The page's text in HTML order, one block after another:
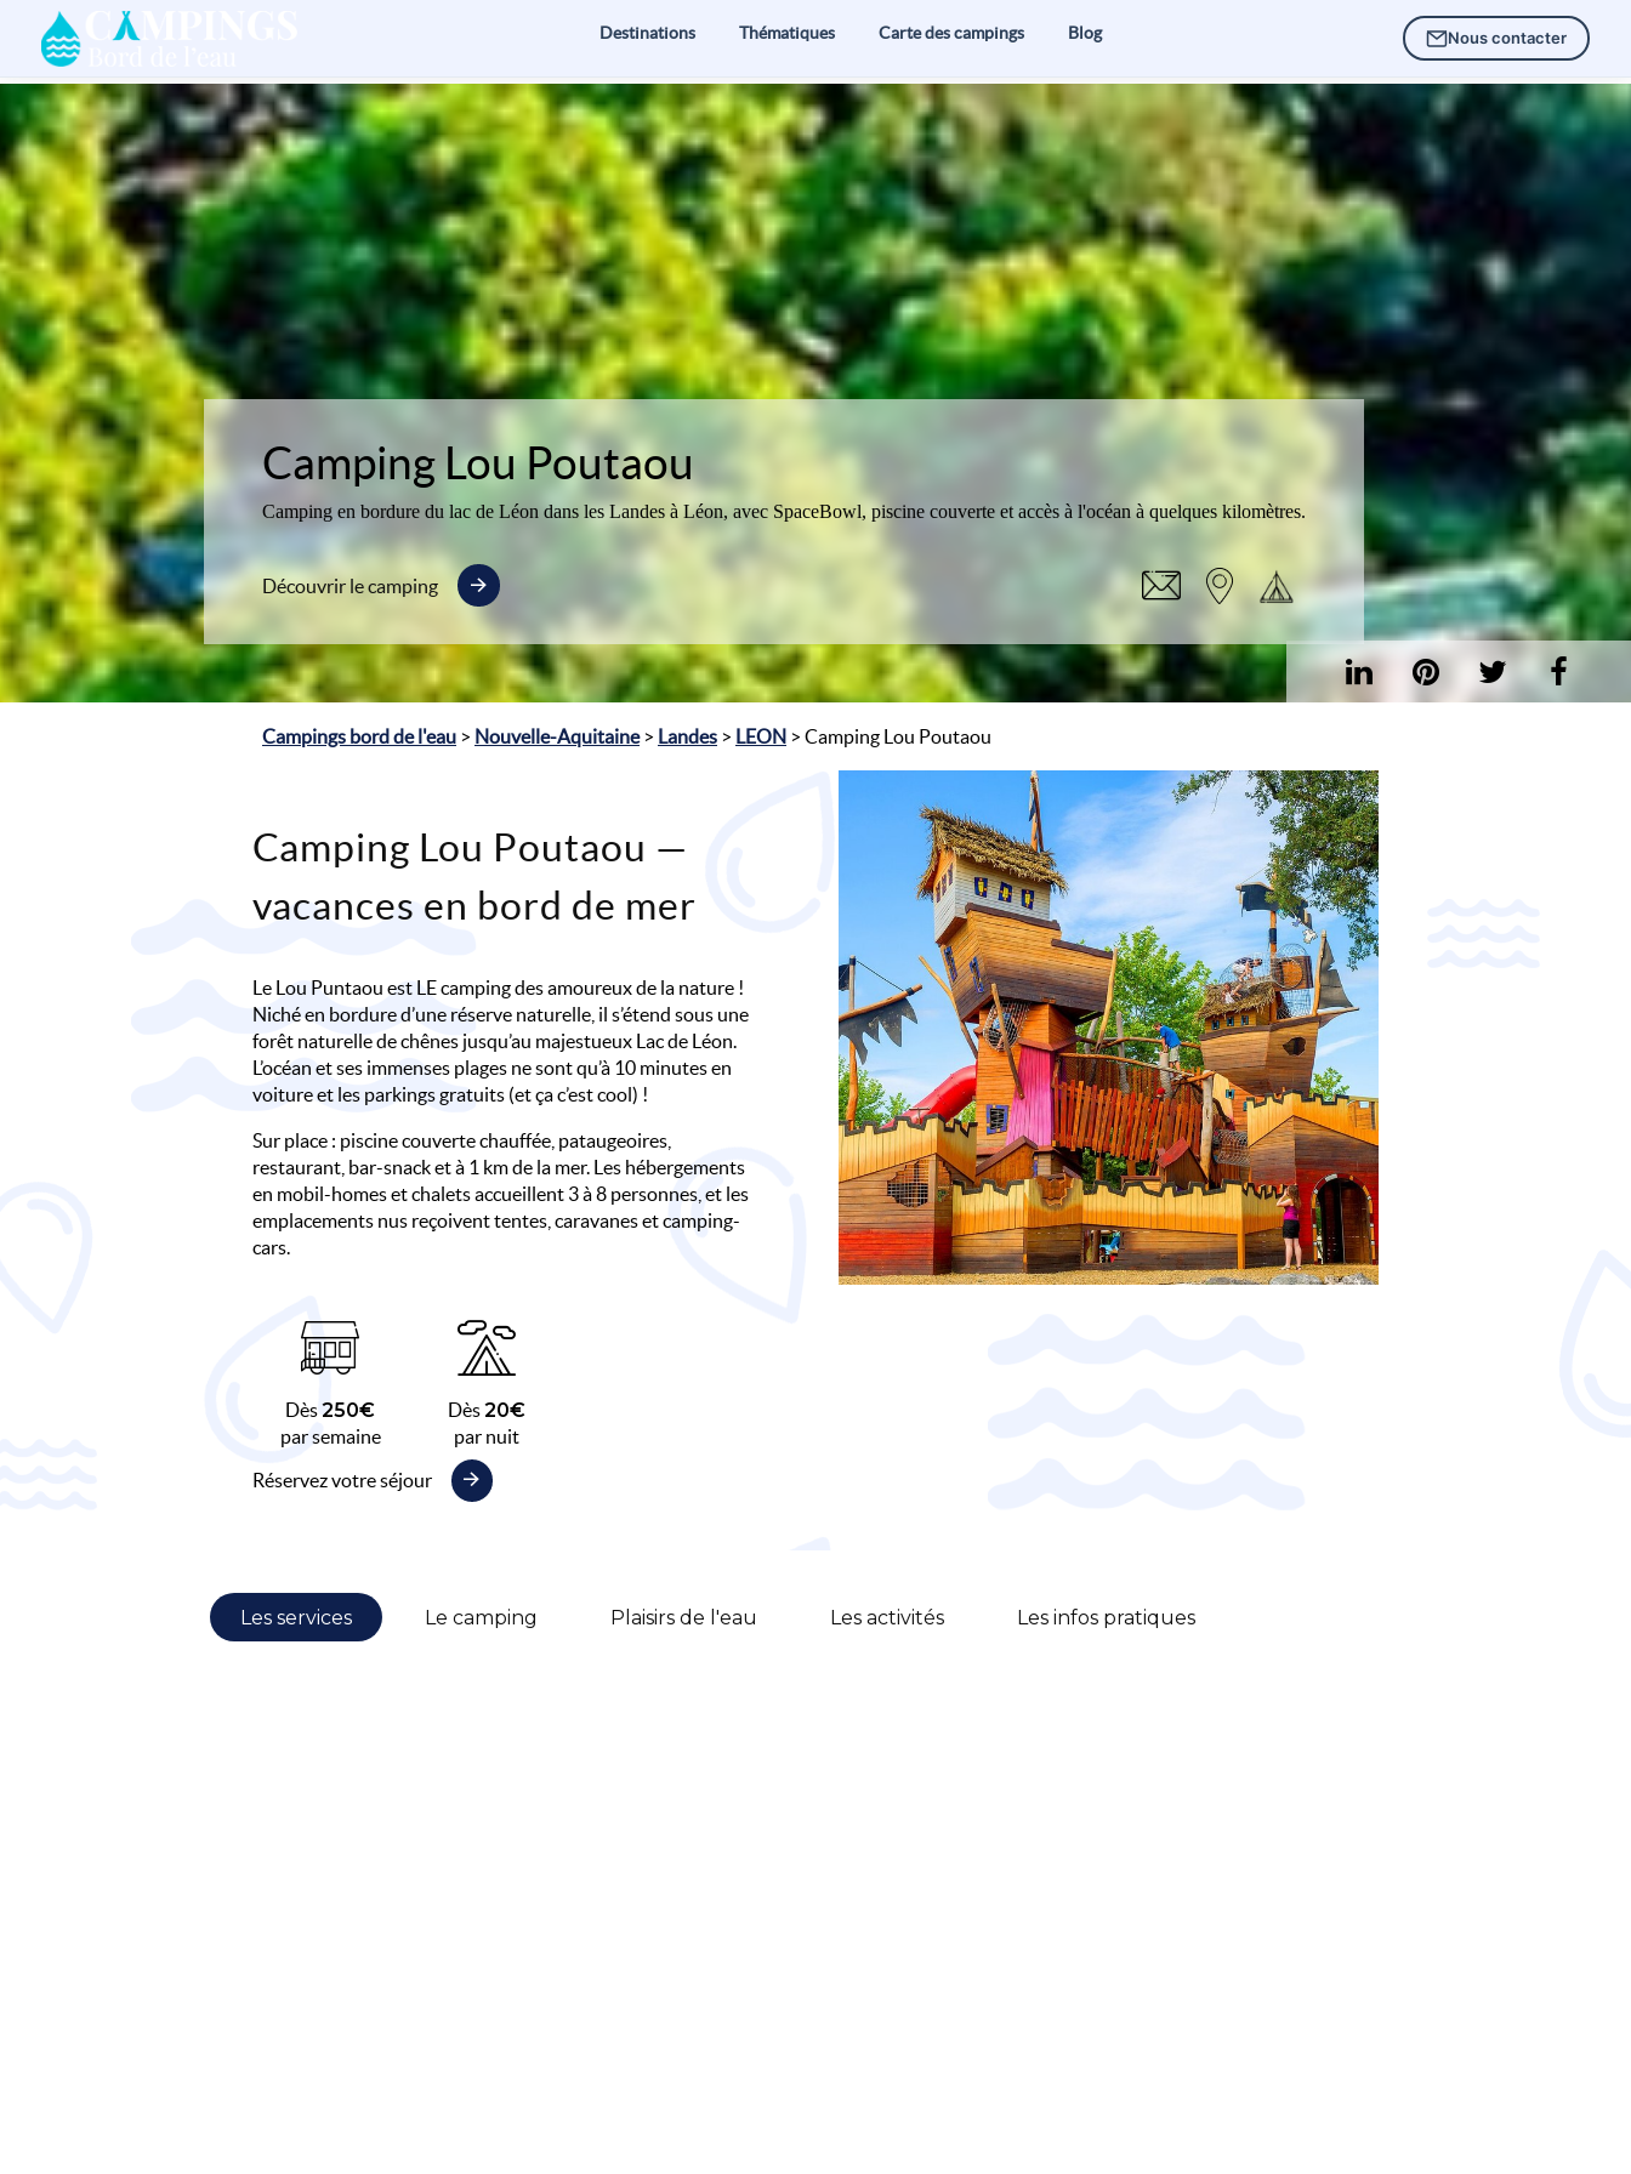
Destinations Thématiques Carte des campings Blog Nous contacter
Camping Lou Poutaou
Camping en bordure du lac de Léon dans les Landes à Léon, avec SpaceBowl, piscine couverte et accès à l'océan à quelques kilomètres.
Découvrir le camping
Campings bord de l'eau > Nouvelle-Aquitaine> Landes > LEON > Camping Lou Poutaou
Camping Lou Poutaou —
vacances en bord de mer
Le Lou Puntaou est LE camping des amoureux de la nature !
Niché en bordure d’une réserve naturelle, il s’étend sous une
forêt naturelle de chênes jusqu’au majestueux Lac de Léon.
L’océan et ses immenses plages ne sont qu’à 10 minutes en
voiture et les parkings gratuits (et ça c’est cool) !
Sur place : piscine couverte chauffée, pataugeoires,
restaurant, bar-snack et à 1 km de la mer. Les hébergements
en mobil-homes et chalets accueillent 3 à 8 personnes, et les
emplacements nus reçoivent tentes, caravanes et camping-
cars.
Dès250€
par semaine
Dès20€
par nuit
Réservez votre séjour
Les services Le camping Plaisirs de l'eau Les activités Les infos pratiques